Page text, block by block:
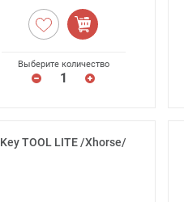
Выберите количество
Key TOOL LITE /Xhorse/